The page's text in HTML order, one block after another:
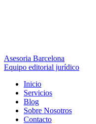
Asesoria Barcelona
Equipo editorial jurídico
Inicio
Servicios
Blog
Sobre Nosotros
Contacto